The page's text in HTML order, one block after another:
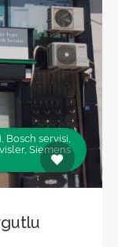
Bosch servisi,
Siemens